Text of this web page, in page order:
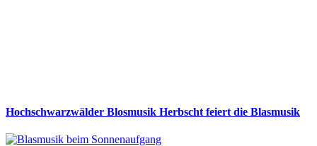
Hochschwarzwälder Blosmusik Herbscht feiert die Blasmusik